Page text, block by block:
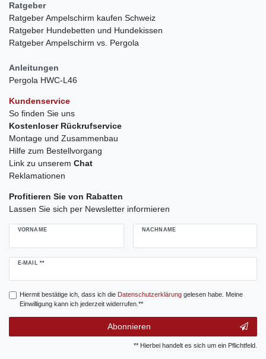
Ratgeber
Ratgeber Ampelschirm kaufen Schweiz
Ratgeber Hundebetten und Hundekissen
Ratgeber Ampelschirm vs. Pergola
Anleitungen
Pergola HWC-L46
Kundenservice
So finden Sie uns
Kostenloser Rückrufservice
Montage und Zusammenbau
Hilfe zum Bestellvorgang
Link zu unserem Chat
Reklamationen
Profitieren Sie von Rabatten
Lassen Sie sich per Newsletter informieren
VORNAME NACHNAME
E-MAIL **
Newsletter
Hiermit bestätige ich, dass ich die Daten­schutz­erklärunggelesen habe. Meine
Einwilligung kann ich jederzeit widerrufen.**
Abonnieren
** Hierbei handelt es sich um ein Pflichtfeld.